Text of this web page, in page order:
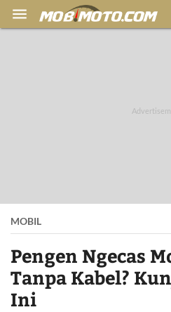

MOBIL
Pengen Ngecas
Tanpa Kabel?
Ini